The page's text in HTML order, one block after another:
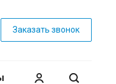
Заказать звонок